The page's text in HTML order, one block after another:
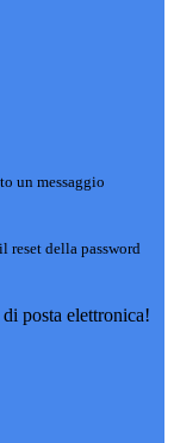
un messaggio
reset della password
posta elettronica!